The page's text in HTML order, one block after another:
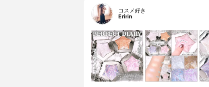
コスメ好き
Eririn